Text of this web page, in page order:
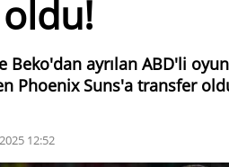
Beko'dan ayrılan ABD'li
Phoenix Suns'a transfer
12:52